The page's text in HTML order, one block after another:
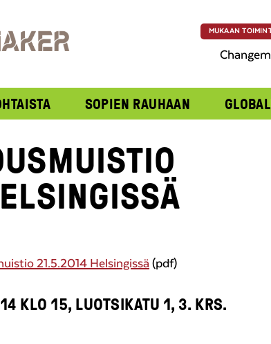
MUKAAN
SOPIEN RAUHAAN
21.5.2014 Helsingissä (pdf)
KLO 15, LUOTSIKATU 1, 3. KRS.